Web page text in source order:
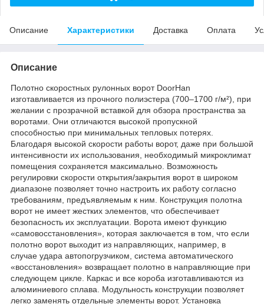
Описание Характеристики Доставка Оплата
Описание
Полотно скоростных рулонных ворот DoorHan
изготавливается из прочного полиэстера (700–1700 г/м²), при
желании с прозрачной вставкой для обзора пространства за
воротами. Они отличаются высокой пропускной
способностью при минимальных тепловых потерях.
Благодаря высокой скорости работы ворот, даже при большой
интенсивности их использования, необходимый микроклимат
помещения сохраняется максимально. Возможность
регулировки скорости открытия/закрытия ворот в широком
диапазоне позволяет точно настроить их работу согласно
требованиям, предъявляемым к ним. Конструкция полотна
ворот не имеет жестких элементов, что обеспечивает
безопасность их эксплуатации. Ворота имеют функцию
«самовосстановления», которая заключается в том, что если
полотно ворот выходит из направляющих, например, в
случае удара автопогрузчиком, система автоматического
«восстановления» возвращает полотно в направляющие при
следующем цикле. Каркас и все короба изготавливаются из
алюминиевого сплава. Модульность конструкции позволяет
легко заменять отдельные элементы ворот. Установка